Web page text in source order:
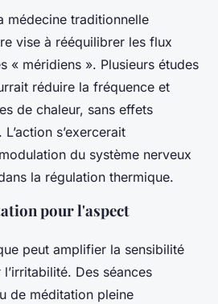
médecine traditionnelle
vise à rééquilibrer les flux
« méridiens ». Plusieurs études
réduire la fréquence et
de chaleur, sans effets
s’exercerait
du système nerveux
la régulation thermique.
pour l'aspect
peut amplifier la sensibilité
Des séances
de méditation pleine